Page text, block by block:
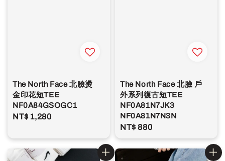
The North Face 北臉燙
金印花短TEE
NF0A84GSOGC1
Regular
NT$ 1,280
The North Face 北臉 戶
外系列復古短TEE
NF0A81N7JK3
NF0A81N7N3N
Regular
price
NT$ 880